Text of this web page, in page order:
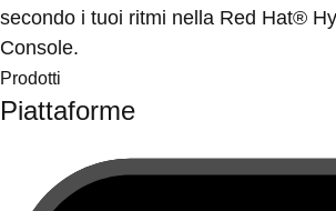
secondo i tuoi ritmi nella Red Hat®
Console.
Prodotti
Piattaforme